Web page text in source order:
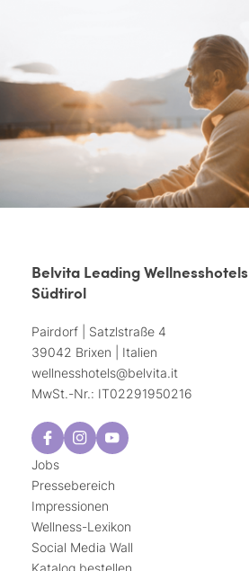
Belvita Leading Wellnesshotels
Südtirol
Pairdorf | Satzlstraße 4
39042 Brixen | Italien
wellnesshotels@belvita.it
MwSt.-Nr.: IT02291950216
Jobs
Pressebereich
Impressionen
Wellness-Lexikon
Social Media Wall
Katalog bestellen